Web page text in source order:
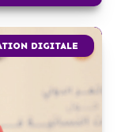
DIGITALE